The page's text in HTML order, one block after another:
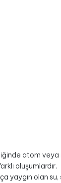
atom
oluşumlardır.
yaygın olan